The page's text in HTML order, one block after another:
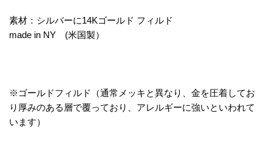
素材：シルバーに14Kゴールド フィルド
made in NY (米国製）
※ ゴールドフィルド
（通常メッキと異なり、金を圧着してお
り厚みのある層で覆っており、アレルギーに強いといわれて
います）